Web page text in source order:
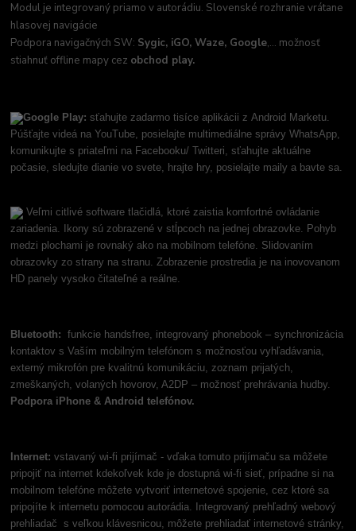
Modul je integrovaný priamo v autorádiu. Slovenské rozhranie vrátane
hlasovej navigácie
Podpora navigačných SW: Sygic, iGO, Waze, Google,... možnosť
stiahnuť offline mapy cez obchod play.
Google Play: sťahujte zadarmo tisíce aplikácii z Android Marketu.
Púšťajte videá na YouTube, posielajte multimediálne správy WhatsApp,
komunikujte s priateľmi na Facebooku/ Twitteri, sťahujte aktuálne
počasie, sledujte dianie vo svete, hrajte hry, posielajte maily a bavte sa.
Veľmi citlivé software tlačidlá, ktoré zaistia komfortné ovládanie
zariadenia. Ikony sú zobrazené v stĺpcoch na jednej obrazovke. Pohyb
medzi plochami je rovnaký ako na mobilnom telefóne. Slidovaním
obrazovky zo strany na stranu. Zobrazenie prostredia je na inovovanom
HD panely vysoko čitateľné a reálne.
Bluetooth: funkcie handsfree, integrovaný phonebook – synchronizácia
kontaktov s Vaším mobilným telefónom s možnosťou vyhľadávania,
externý mikrofón pre kvalitnú komunikáciu, zoznam prijatých,
zmeškaných, volaných hovorov, A2DP – možnosť prehrávania hudby.
Podpora iPhone & Android telefónov.
Internet:vstavaný wi-fi prijímač - vďaka tomuto prijímaču sa môžete
pripojiť na internet kdekoľvek kde je dostupná wi-fi sieť, prípadne si na
mobilnom telefóne môžete vytvoriť internetové spojenie, cez ktoré sa
pripojíte k internetu pomocou autorádia. Integrovaný prehľadný webový
prehliadač s veľkou klávesnicou, môžete prehliadať internetové stránky,